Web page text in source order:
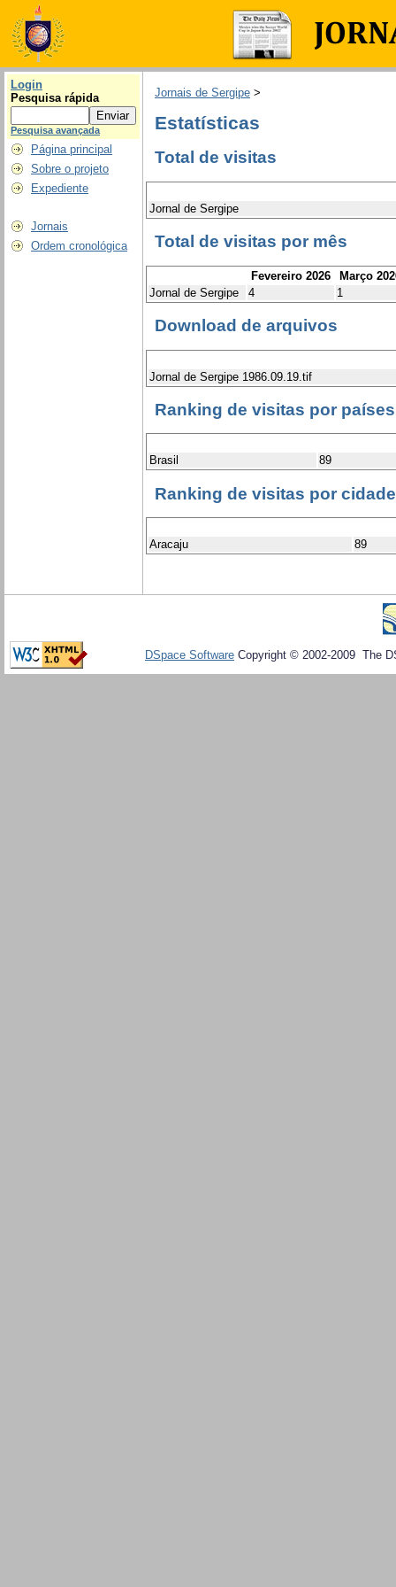
Login
Pesquisa rápida
Pesquisa avançada
Página principal
Sobre o projeto
Expediente
Jornais
Ordem cronológica
Jornais de Sergipe >
Estatísticas
Total de visitas
Jornal de Sergipe
Total de visitas por mês
Fevereiro 2026
Março
Jornal de Sergipe
4 1
Download de arquivos
Jornal de Sergipe 1986.09.19.tif
Ranking de visitas por países
Brasil 89
Ranking de visitas por
Aracaju 89
DSpace Software Copyright © 2002-2009 The